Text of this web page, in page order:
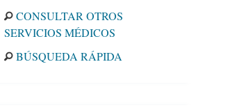
CONSULTAR OTROS
SERVICIOS MÉDICOS
BÚSQUEDA RÁPIDA